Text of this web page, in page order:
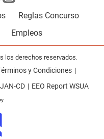
Reglas Concurso
Empleos
los derechos reservados.
y Condiciones
CD EEO Report WSUA